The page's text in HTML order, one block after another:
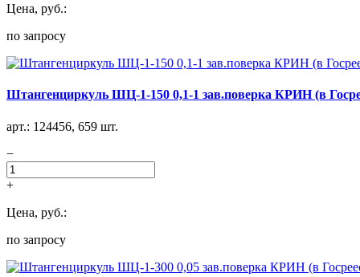
Цена, руб.:
по запросу
Штангенциркуль ШЦ-1-150 0,1-1 зав.поверка КРИН (в
арт.: 124456, 659 шт.
−
+
Цена, руб.:
по запросу